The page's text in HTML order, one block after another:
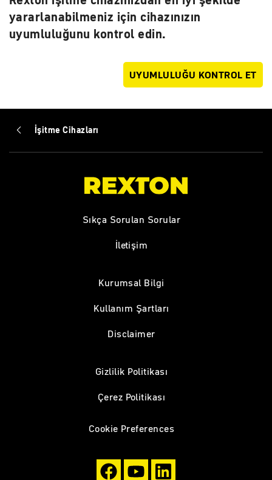
yararlanabilmeniz için cihazınızın
uyumluluğunu kontrol edin.
UYUMLULUĞU KONTROL ET
İşitme Cihazları
Sıkça Sorulan Sorular
İletişim
Kurumsal Bilgi
Kullanım Şartları
Disclaimer
Gizlilik Politikası
Çerez Politikası
Cookie Preferences